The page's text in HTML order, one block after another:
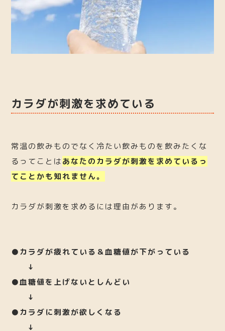
カラダが刺激を求めている
常温の飲みものでなく冷たい飲みものを飲みたくな
るってことはあなたのカラダが刺激を求めているっ
てことかも知れません。
カラダが刺激を求めるには理由があります。
●カラダが疲れている ＆血糖値が下がっている
↓
●血糖値を上げないとしんどい
↓
●カラダに刺激が欲しくなる
↓